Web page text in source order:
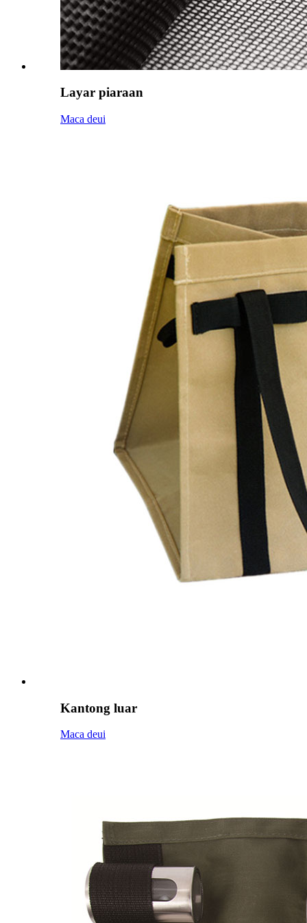
Layar piaraan
Maca deui
Kantong luar
Maca deui